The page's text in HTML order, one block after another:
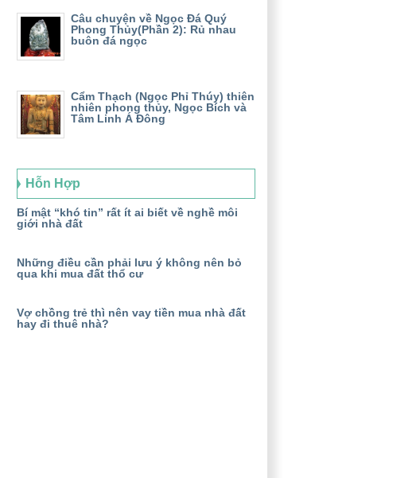
Câu chuyện về Ngọc Đá Quý
Phong Thủy(Phần 2): Rủ nhau
buôn đá ngọc
Cẩm Thạch (Ngọc Phỉ Thúy) thiên
nhiên phong thủy, Ngọc Bích và
Tâm Linh Á Đông
Hỗn Hợp
Bí mật “khó tin” rất ít ai biết về nghề môi
giới nhà đất
Những điều cần phải lưu ý không nên bỏ
qua khi mua đất thổ cư
Vợ chồng trẻ thì nên vay tiền mua nhà đất
hay đi thuê nhà?